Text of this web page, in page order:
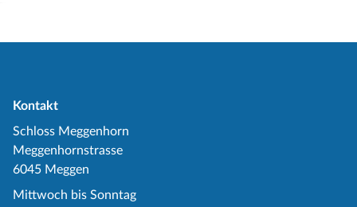
Kontakt
Schloss Meggenhorn
Meggenhornstrasse
6045 Meggen
Mittwoch bis Sonntag